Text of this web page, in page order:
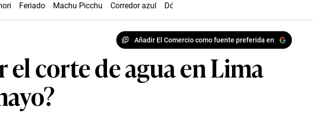
Feriado Machu Picchu Corredor azul Dólar
Añadir El Comercio como fuente preferida en
el corte de agua en Lima